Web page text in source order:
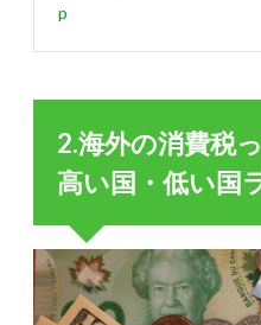
p
2.海外の消費税
高い国・低い国